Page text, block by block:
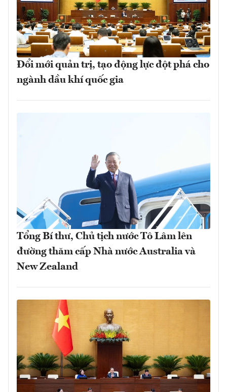
Đổi mới quản trị, tạo động lực đột phá cho
ngành dầu khí quốc gia
Tổng Bí thư, Chủ tịch nước Tô Lâm lên
đường thăm cấp Nhà nước Australia và
New Zealand